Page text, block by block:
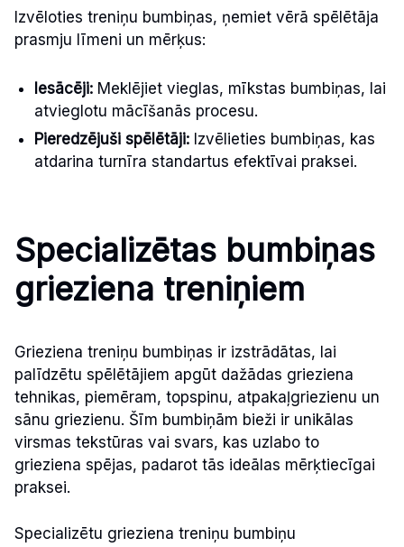
Izvēloties treniņu bumbiņas, ņemiet vērā spēlētāja
prasmju līmeni un mērķus:
Iesācēji: Meklējiet vieglas, mīkstas bumbiņas, lai
atvieglotu mācīšanās procesu.
Pieredzējuši spēlētāji: Izvēlieties bumbiņas, kas
atdarina turnīra standartus efektīvai praksei.
Specializētas bumbiņas
grieziena treniņiem
Grieziena treniņu bumbiņas ir izstrādātas, lai
palīdzētu spēlētājiem apgūt dažādas grieziena
tehnikas, piemēram, topspinu, atpakaļgriezienu un
sānu griezienu. Šīm bumbiņām bieži ir unikālas
virsmas tekstūras vai svars, kas uzlabo to
grieziena spējas, padarot tās ideālas mērķtiecīgai
praksei.
Specializētu grieziena treniņu bumbiņu